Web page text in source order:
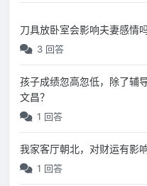
刀具放卧室会影响夫妻感情吗
3 回答
孩子成绩忽高忽低，除了辅
文昌？
1 回答
我家客厅朝北，对财运有影
1 回答